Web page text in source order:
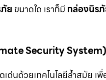
ย ขนาดใด เราก็มี กล่องนิรภั
Security System)
เด่นด้วยเทคโนโลยีล้ำสมัย เพื่